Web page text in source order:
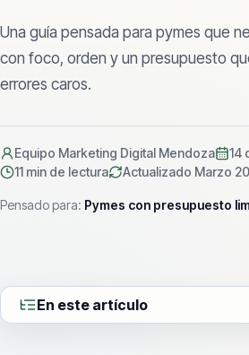
Una guía pensada para pymes que
con foco, orden y un presupuesto
errores caros.
Equipo Marketing Digital Mendoza
14
11 min de lectura Actualizado Marzo
Pensado para: Pymes con presupuesto
En este artículo